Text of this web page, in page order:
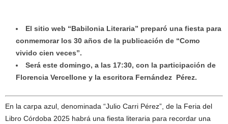
El sitio web “Babilonia Literaria” preparó una fiesta para
conmemorar los 30 años de la publicación de “Como
vivido cien veces”.
Será este domingo, a las 17:30, con la participación de
Florencia Vercellone y la escritora Fernández Pérez.
En la carpa azul, denominada “Julio Carri Pérez”, de la Feria del
Libro Córdoba 2025 habrá una fiesta literaria para recordar una